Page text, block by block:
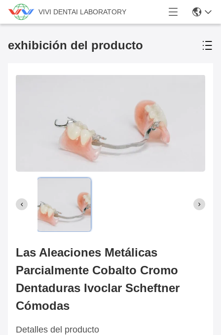
VIVI DENTAI LABORATORY
exhibición del producto
Las Aleaciones Metálicas
Parcialmente Cobalto Cromo
Dentaduras Ivoclar Scheftner
Cómodas
Detalles del producto